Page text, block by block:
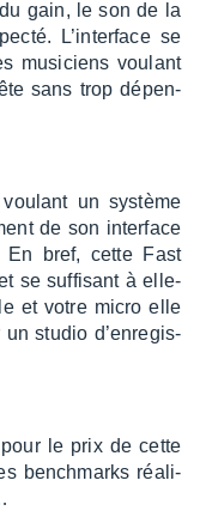
gain, le son de la
L’in­ter­face se
musi­ciens voulant
sans trop dépen­
un système
de son inter­face
En bref, cette Fast
se suffi­sant à elle-
et votre micro elle
un studio d’en­re­gis­
le prix de cette
bench­marks réali­